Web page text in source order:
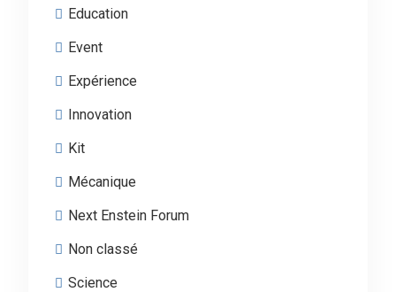
Education
Event
Expérience
Innovation
Kit
Mécanique
Next Enstein Forum
Non classé
Science